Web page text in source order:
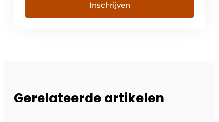
Inschrijven
Gerelateerde artikelen